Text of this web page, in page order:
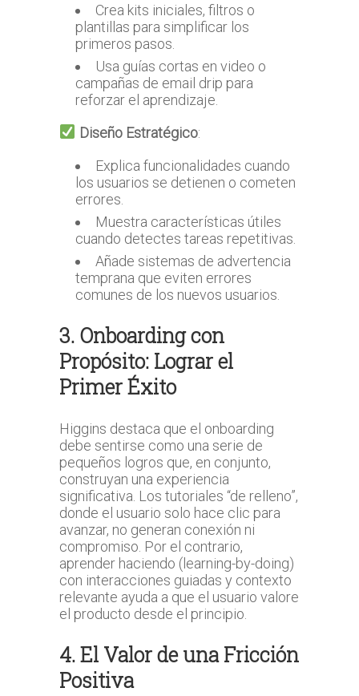
Crea kits iniciales, filtros o
plantillas para simplificar los
primeros pasos.
Usa guías cortas en video o
campañas de email drip para
reforzar el aprendizaje.
Diseño Estratégico:
Explica funcionalidades cuando
los usuarios se detienen o cometen
errores.
Muestra características útiles
cuando detectes tareas repetitivas.
Añade sistemas de advertencia
temprana que eviten errores
comunes de los nuevos usuarios.
3. Onboarding con
Propósito: Lograr el
Primer Éxito
Higgins destaca que el onboarding
debe sentirse como una serie de
pequeños logros que, en conjunto,
construyan una experiencia
significativa. Los tutoriales “de relleno”,
donde el usuario solo hace clic para
avanzar, no generan conexión ni
compromiso. Por el contrario,
aprender haciendo (learning-by-doing)
con interacciones guiadas y contexto
relevante ayuda a que el usuario valore
el producto desde el principio.
4. El Valor de una Fricción
Positiva